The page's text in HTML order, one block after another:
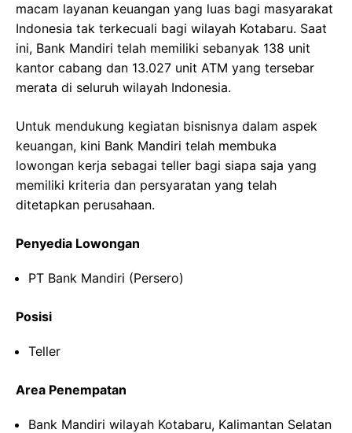
macam layanan keuangan yang luas bagi masyarakat
Indonesia tak terkecuali bagi wilayah Kotabaru. Saat
ini, Bank Mandiri telah memiliki sebanyak 138 unit
kantor cabang dan 13.027 unit ATM yang tersebar
merata di seluruh wilayah Indonesia.
Untuk mendukung kegiatan bisnisnya dalam aspek
keuangan, kini Bank Mandiri telah membuka
lowongan kerja sebagai teller bagi siapa saja yang
memiliki kriteria dan persyaratan yang telah
ditetapkan perusahaan.
Penyedia Lowongan
PT Bank Mandiri (Persero)
Posisi
Teller
Area Penempatan
Bank Mandiri wilayah Kotabaru, Kalimantan Selatan